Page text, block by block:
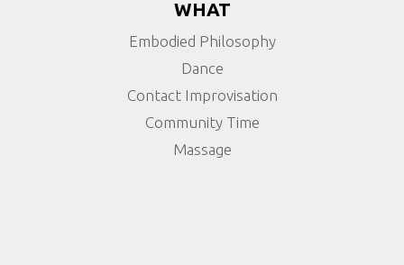
WHAT
Embodied Philosophy
Dance
Contact Improvisation
Community Time
Massage